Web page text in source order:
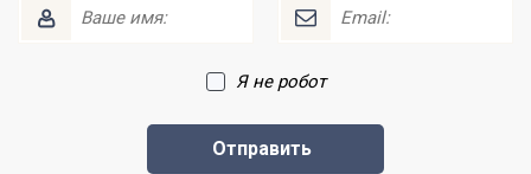
Я не робот